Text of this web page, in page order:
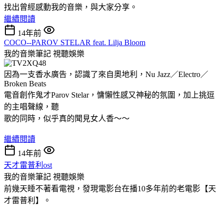
找出曾經感動我的音樂，與大家分享。
繼續閱讀
14年前
COCO--PAROV STELAR feat. Lilja Bloom
我的音樂筆記 視聽娛樂
因為一支香水廣告，認識了來自奧地利，Nu Jazz／Electro／
Broken Beats
電音創作鬼才Parov Stelar，慵懶性感又神秘的氛圍，加上挑逗
的主唱聲線，聽
歌的同時，似乎真的聞見女人香～～
繼續閱讀
14年前
天才雷普利ost
我的音樂筆記 視聽娛樂
前幾天睡不著看電視，發現電影台在播10多年前的老電影【天
才雷普利】。